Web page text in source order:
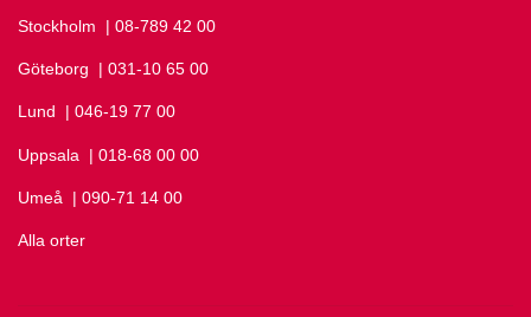
Stockholm Ring Stockholm på
| 08-789 42 00
Göteborg Ring Göteborg på
| 031-10 65 00
Lund Ring Lund på
| 046-19 77 00
Uppsala Ring Uppsala på
| 018-68 00 00
Umeå Ring Umeå på
| 090-71 14 00
Alla orter